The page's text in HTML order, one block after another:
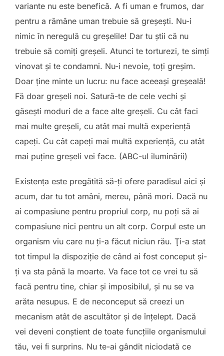
variante nu este benefică. A fi uman e frumos, dar
pentru a rămâne uman trebuie să greşeşti. Nu-i
nimic în neregulă cu greşelile! Dar tu știi că nu
trebuie să comiţi greşeli. Atunci te torturezi, te simţi
vinovat şi te condamni. Nu-i nevoie, toţi greşim.
Doar ţine minte un lucru: nu face aceeaşi greşeală!
Fă doar greşeli noi. Satură-te de cele vechi şi
găseşti moduri de a face alte greşeli. Cu cât faci
mai multe greșeli, cu atât mai multă experiență
capeți. Cu cât capeți mai multă experiență, cu atât
mai puține greșeli vei face. (ABC-ul iluminării)
Existenţa este pregătită să-ţi ofere paradisul aici şi
acum, dar tu tot amâni, mereu, până mori. Dacă nu
ai compasiune pentru propriul corp, nu poţi să ai
compasiune nici pentru un alt corp. Corpul este un
organism viu care nu ţi-a făcut niciun rău. Ţi-a stat
tot timpul la dispoziţie de când ai fost conceput şi-
ţi va sta până la moarte. Va face tot ce vrei tu să
facă pentru tine, chiar şi imposibilul, şi nu se va
arăta nesupus. E de neconceput să creezi un
mecanism atât de ascultător şi de înţelept. Dacă
vei deveni conştient de toate funcţiile organismului
tău, vei ﬁ surprins. Nu te-ai gândit niciodată ce